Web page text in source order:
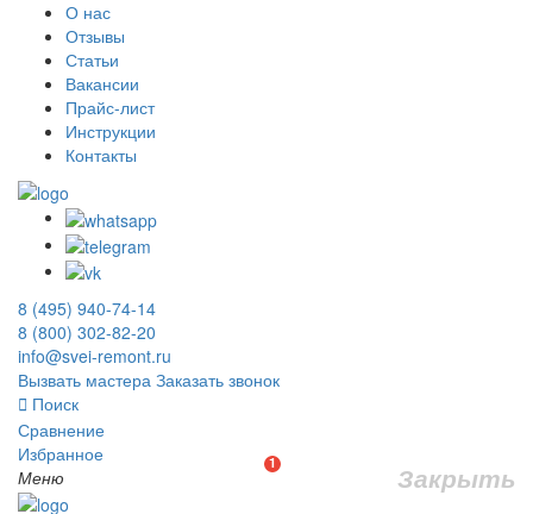
О нас
Отзывы
Статьи
Вакансии
Прайс-лист
Инструкции
Контакты
8 (495) 940-74-14
8 (800) 302-82-20
info@svei-remont.ru
Вызвать мастера Заказать звонок
Поиск
Сравнение
Избранное
1
Меню Закрыть